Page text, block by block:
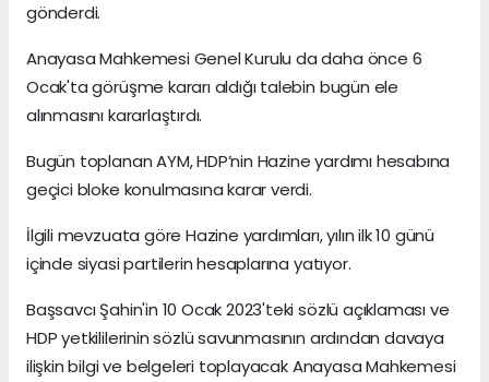
gönderdi.
Anayasa Mahkemesi Genel Kurulu da daha önce 6
Ocak'ta görüşme kararı aldığı talebin bugün ele
alınmasını kararlaştırdı.
Bugün toplanan AYM, HDP’nin Hazine yardımı hesabına
geçici bloke konulmasına karar verdi.
İlgili mevzuata göre Hazine yardımları, yılın ilk 10 günü
içinde siyasi partilerin hesaplarına yatıyor.
Başsavcı Şahin'in 10 Ocak 2023'teki sözlü açıklaması ve
HDP yetkililerinin sözlü savunmasının ardından davaya
ilişkin bilgi ve belgeleri toplayacak Anayasa Mahkemesi